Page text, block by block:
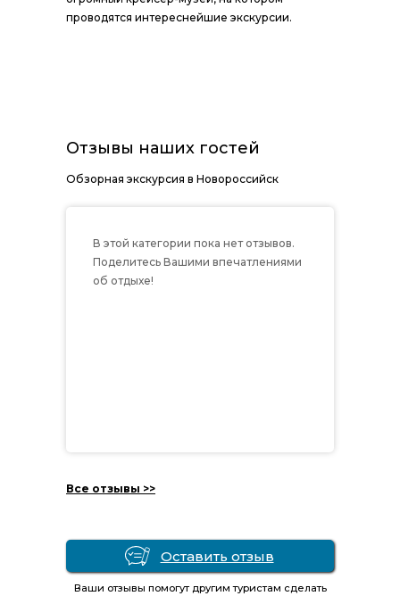
проводятся интереснейшие экскурсии.
Обзорная экскурсия в Новороссийск
Отзывы наших гостей
Все отзывы >>
В этой категории пока нет отзывов.
Поделитесь Вашими впечатлениями
об отдыхе!
Ваши отзывы помогут другим туристам сделать
Оставить отзыв